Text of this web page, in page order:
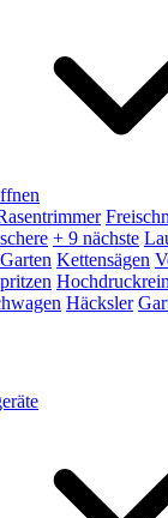
+ 9 nächste
Kettensägen
Häcksler